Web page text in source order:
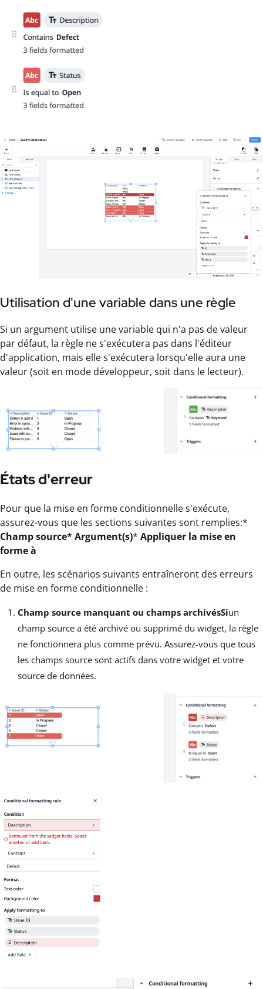
Utilisation d'une variable dans une règle
Si un argument utilise une variable qui n'a pas de valeur
par défaut, la règle ne s'exécutera pas dans l'éditeur
d'application, mais elle s'exécutera lorsqu'elle aura une
valeur (soit en mode développeur, soit dans le lecteur).
États d'erreur
Pour que la mise en forme conditionnelle s'exécute,
assurez-vous que les sections suivantes sont remplies:*
Champ source*Argument(s)* Appliquer la mise en
forme à
En outre, les scénarios suivants entraîneront des erreurs
de mise en forme conditionnelle :
Champ source manquant ou champs archivésSiun
champ source a été archivé ou supprimé du widget, la règle
ne fonctionnera plus comme prévu. Assurez-vous que tous
les champs source sont actifs dans votre widget et votre
source de données.